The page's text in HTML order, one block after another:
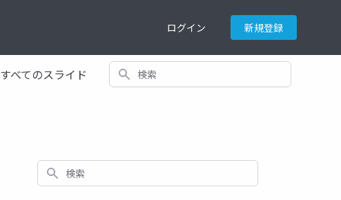
ログイン 新規登録
すべてのスライド 検索
検索